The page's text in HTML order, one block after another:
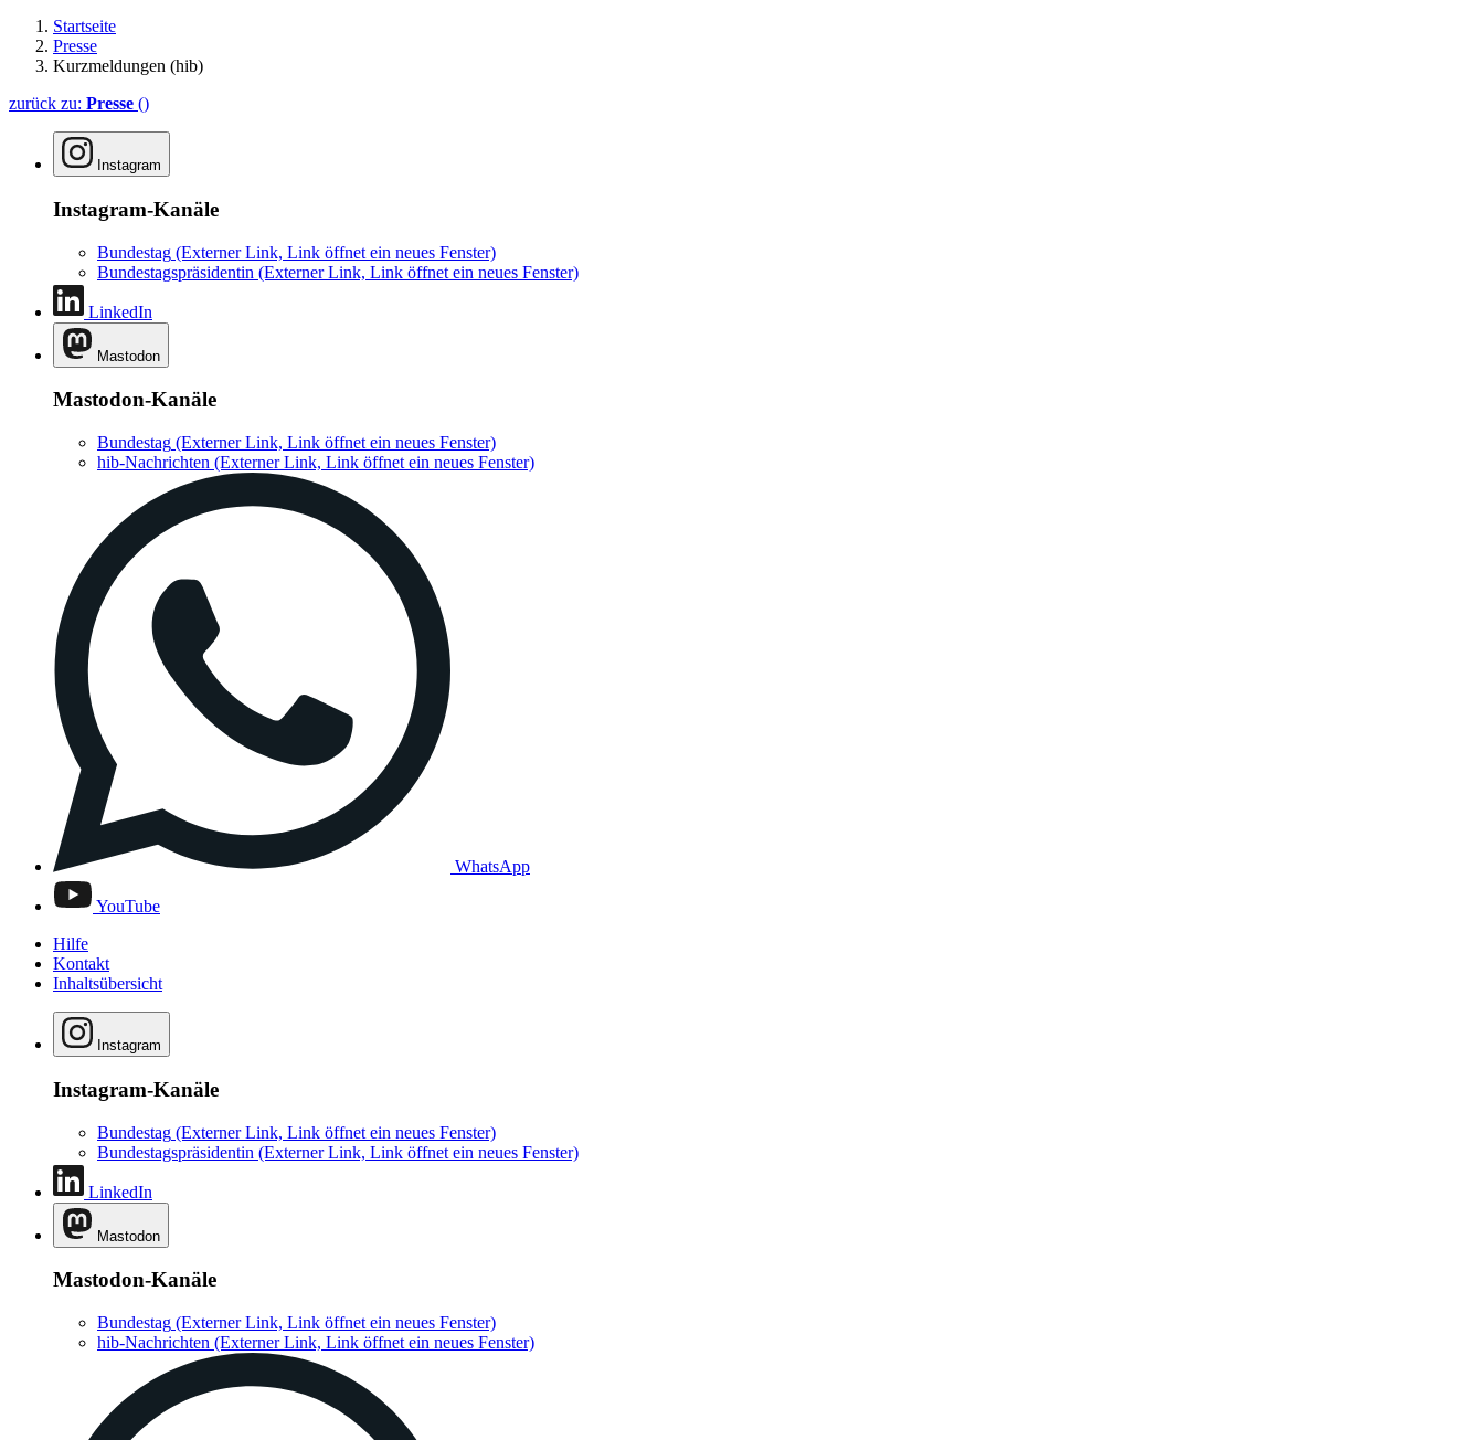
Startseite
Presse
Kurzmeldungen (hib)
zurück zu: Presse ()
Instagram
Instagram-Kanäle
Bundestag (Externer Link, Link öffnet ein neues Fenster)
Bundestagspräsidentin (Externer Link, Link öffnet ein neues Fenster)
LinkedIn
Mastodon
Mastodon-Kanäle
Bundestag (Externer Link, Link öffnet ein neues Fenster)
hib-Nachrichten (Externer Link, Link öffnet ein neues Fenster)
WhatsApp
YouTube
Hilfe
Kontakt
Inhaltsübersicht
Instagram
Instagram-Kanäle
Bundestag (Externer Link, Link öffnet ein neues Fenster)
Bundestagspräsidentin (Externer Link, Link öffnet ein neues Fenster)
LinkedIn
Mastodon
Mastodon-Kanäle
Bundestag (Externer Link, Link öffnet ein neues Fenster)
hib-Nachrichten (Externer Link, Link öffnet ein neues Fenster)